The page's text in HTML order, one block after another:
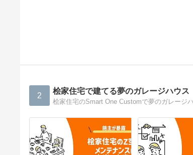
2 桧家住宅で建てる夢のガレージハウス